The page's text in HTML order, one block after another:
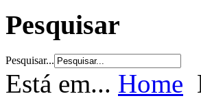
Pesquisar
Pesquisar...
Está em... Home